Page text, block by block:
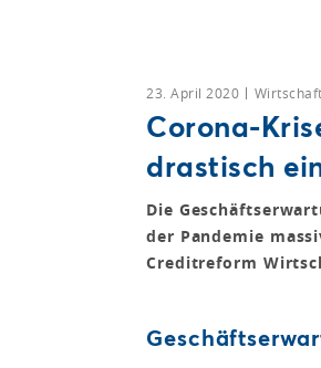
23. April 2020
Corona-
drastisch
Die
der Pandemie
Creditreform